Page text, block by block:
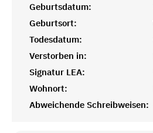
Geburtsdatum:
Geburtsort:
Todesdatum:
Verstorben in:
Signatur LEA:
Wohnort:
Abweichende Schreibweisen: